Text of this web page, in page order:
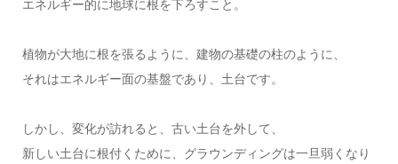
エネルギー的に地球に根を下ろすこと。
植物が大地に根を張るように、建物の基礎の柱のように、
それはエネルギー面の基盤であり、土台です。
しかし、変化が訪れると、古い土台を外して、
新しい土台に根付くために、グラウンディングは一旦弱くなり